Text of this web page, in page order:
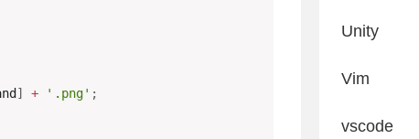
] + '.png' ;
Unity
Vim
vscode